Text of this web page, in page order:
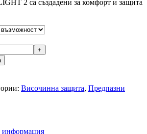
2 са създадени за комфорт и защита
Височинна защита, Предпазни
информация